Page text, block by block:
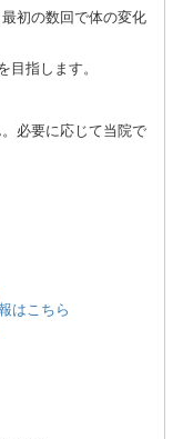
初の数回で体の変化
指します。
必要に応じて当院で
はこちら